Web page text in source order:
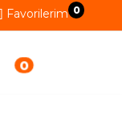
Favorilerim 0
0